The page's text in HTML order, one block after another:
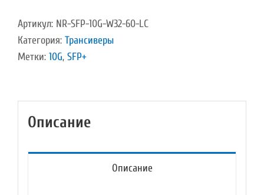
Артикул: NR-SFP-10G-W32-60-LC
Категория: Трансиверы
Метки: 10G, SFP+
Описание
Описание